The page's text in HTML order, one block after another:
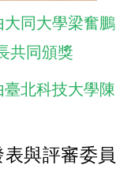
同大學梁奮鵬
共同頒獎
北科技大學陳
與評審委員